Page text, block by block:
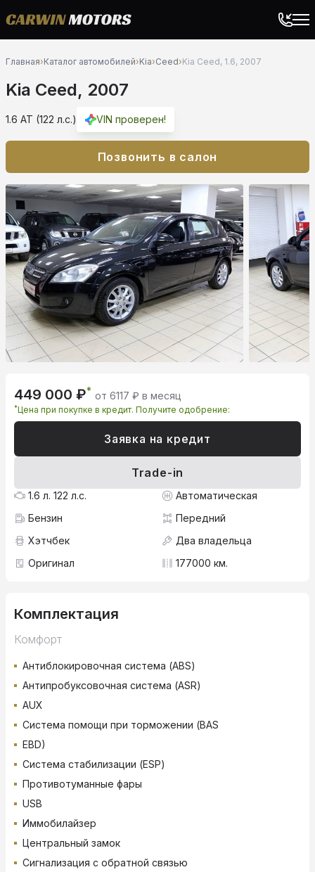
Главная›Каталог автомобилей›Kia›Ceed›Kia Ceed, 1.6, 2007
Kia Ceed, 2007
1.6 AT (122 л.с.) VIN проверен!
Позвонить в салон
449 000 ₽* от 6117 ₽ в месяц
*Цена при покупке в кредит. Получите одобрение:
Заявка на кредит
Trade-in
1.6 л. 122 л.с.
Автоматическая
Бензин
Передний
Хэтчбек
Два владельца
Оригинал
177000 км.
Комплектация
Комфорт
Антиблокировочная система (ABS)
Антипробуксовочная система (ASR)
AUX
Система помощи при торможении (BAS
EBD)
Система стабилизации (ESP)
Противотуманные фары
USB
Иммобилайзер
Центральный замок
Сигнализация с обратной связью